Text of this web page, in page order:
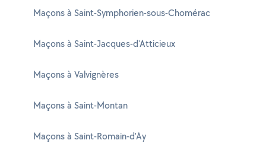
Maçons à Saint-Symphorien-sous-Chomérac
Maçons à Saint-Jacques-d'Atticieux
Maçons à Valvignères
Maçons à Saint-Montan
Maçons à Saint-Romain-d'Ay